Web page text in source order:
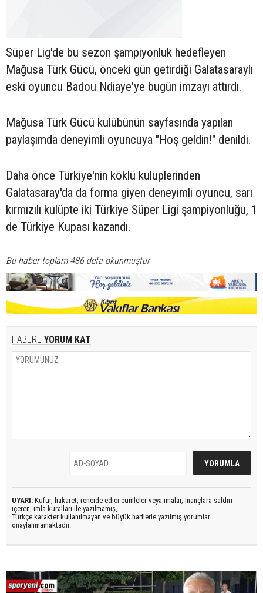
Süper Lig'de bu sezon şampiyonluk hedefleyen
Mağusa Türk Gücü, önceki gün getirdiği Galatasaraylı
eski oyuncu Badou Ndiaye'ye bugün imzayı attırdı.
Mağusa Türk Gücü kulübünün sayfasında yapılan
paylaşımda deneyimli oyuncuya "Hoş geldin!" denildi.
Daha önce Türkiye'nin köklü kulüplerinden
Galatasaray'da da forma giyen deneyimli oyuncu, sarı
kırmızılı kulüpte iki Türkiye Süper Ligi şampiyonluğu, 1
de Türkiye Kupası kazandı.
Bu haber toplam 486 defa okunmuştur
HABERE YORUM KAT
UYARI: Küfür, hakaret, rencide edici cümleler veya imalar, inançlara saldırı
içeren, imla kuralları ile yazılmamış,
Türkçe karakter kullanılmayan ve büyük harflerle yazılmış yorumlar
onaylanmamaktadır.